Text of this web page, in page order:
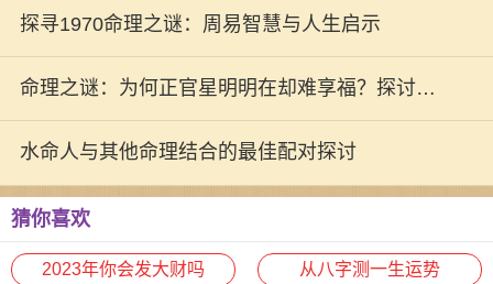
息相关！
探寻1970命理之谜：周易智慧与人生启示
命理之谜：为何正官星明明在却难享福？探讨命
运的真相与抉择
水命人与其他命理结合的最佳配对探讨
猜你喜欢
2023年你会发大财吗 从八字测一生运势